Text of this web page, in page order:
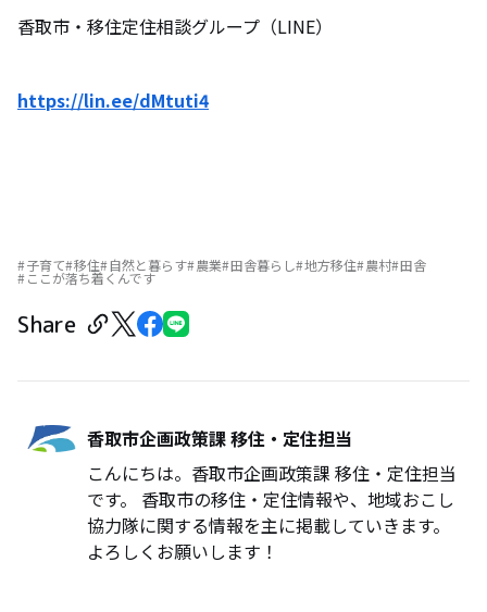
香取市・移住定住相談グループ（LINE）
https://lin.ee/dMtuti4
子育て 移住 自然と暮らす 農業 田舎暮らし 地方移住 農村 田舎
ここが落ち着くんです
Share
香取市企画政策課 移住・定住担当
こんにちは。香取市企画政策課 移住・定住担当
です。 香取市の移住・定住情報や、地域おこし
協力隊に関する情報を主に掲載していきます。
よろしくお願いします！